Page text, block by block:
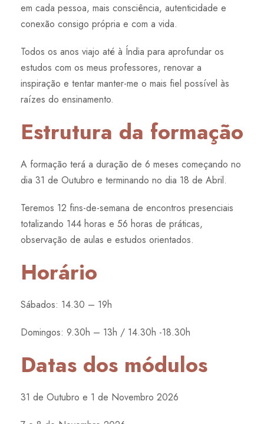
em cada pessoa, mais consciência, autenticidade e
conexão consigo própria e com a vida.
Todos os anos viajo até à Índia para aprofundar os
estudos com os meus professores, renovar a
inspiração e tentar manter-me o mais fiel possível às
raízes do ensinamento.
Estrutura da formação
A formação terá a duração de 6 meses começando no
dia 31 de Outubro e terminando no dia 18 de Abril.
Teremos 12 fins-de-semana de encontros presenciais
totalizando 144 horas e 56 horas de práticas,
observação de aulas e estudos orientados.
Horário
Sábados: 14.30 – 19h
Domingos: 9.30h – 13h / 14.30h -18.30h
Datas dos módulos
31 de Outubro e 1 de Novembro 2026